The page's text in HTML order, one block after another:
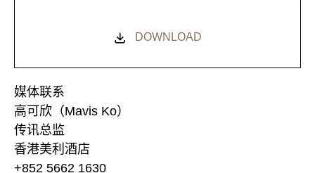
DOWNLOAD
媒体联系
高可欣（Mavis Ko）
传讯总监
香港美利酒店
+852 5662 1630